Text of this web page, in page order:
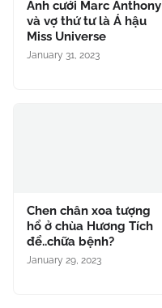
Ảnh cưới Marc Anthony
và vợ thứ tư là Á hậu
Miss Universe
January 31, 2023
Chen chân xoa tượng
hổ ở chùa Hương Tích
để..chữa bệnh?
January 29, 2023